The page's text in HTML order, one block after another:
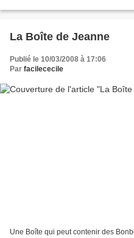
La Boîte de Jeanne
Publié le 10/03/2008 à 17:06
Par facilececile
Une Boîte qui peut contenir des